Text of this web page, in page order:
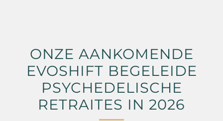
ONZE AANKOMENDE
EVOSHIFT BEGELEIDE
PSYCHEDELISCHE
RETRAITES IN 2026